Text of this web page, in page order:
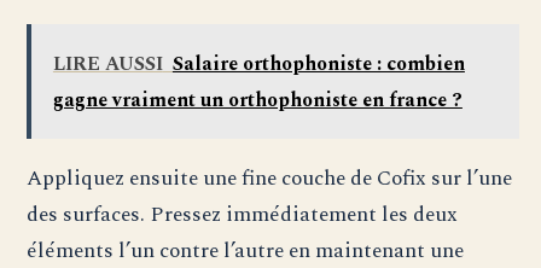
LIRE AUSSI Salaire orthophoniste : combien
gagne vraiment un orthophoniste en france ?
Appliquez ensuite une fine couche de Cofix sur l’une
des surfaces. Pressez immédiatement les deux
éléments l’un contre l’autre en maintenant une